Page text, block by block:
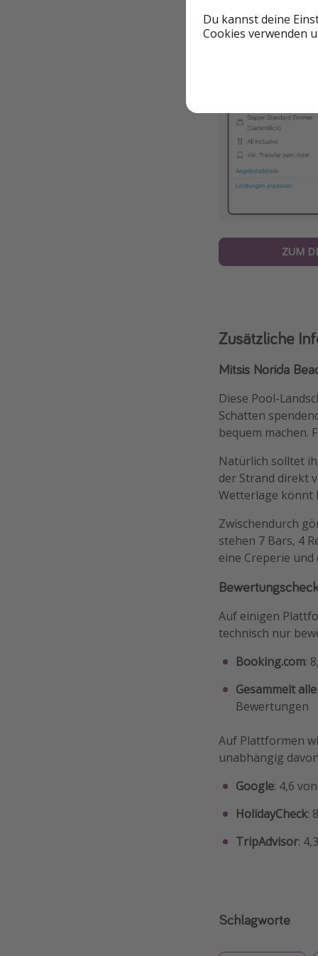
ZUM
Zusätzliche
Mitsis Norida
Diese Pool-
Schatten
bequem machen.
Natürlich solltet
der Strand direkt
Wetterlage könnt
Zwischendurch
stehen 7 Bars, 4
eine Creperie
Auf einigen
technisch nur
Booking.com:
Gesammelt
Bewertungen
Auf Plattformen
unabhängig
Google: 4,6
HolidayCheck:
TripAdvisor:
Schlagworte
Du kannst deine
Cookies verwenden